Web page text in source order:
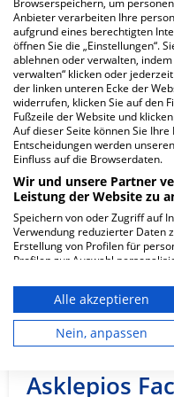
Tagesklinik
GmbH
Dorfstraße 9
48317 Drensteinfurt
Asklepios
Browserspeichern, um
Anbieter verarbeiten Ihre
aufgrund eines berechtigten
öffnen Sie die „Einstellungen“.
ablehnen oder verwalten,
verwalten“ klicken oder
der linken unteren Ecke der
widerrufen, klicken Sie auf den
Fußzeile der Website und
Auf dieser Seite können Sie
Entscheidungen werden
Einfluss auf die Browserdaten.
Wir und unsere Partner
Leistung der Website zu
Speichern von oder Zugriff auf
Verwendung reduzierter Daten
Erstellung von Profilen für
Profilen zur Auswahl
personalisierter Inhalte.
Performance von Inhalten.
oder Kombinationen von Daten
und Verbesserung der
Auswahl von Inhalten.
die USA gesendet werden.
Ihre Einwilligung und die
Alle akzeptieren
Nein, anpassen